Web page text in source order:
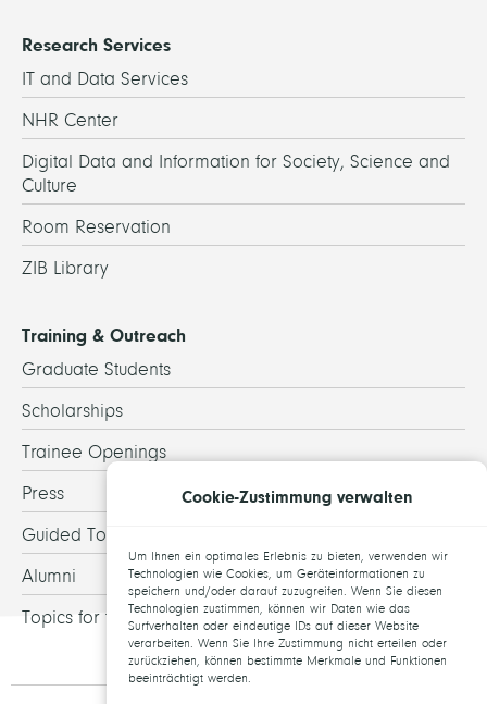
Research Services
IT and Data Services
NHR Center
Digital Data and Information for Society, Science and
Culture
Room Reservation
ZIB Library
Training & Outreach
Graduate Students
Scholarships
Trainee Openings
Press
Guided Tours
Alumni
Topics for theses
Cookie-Zustimmung verwalten
Um Ihnen ein optimales Erlebnis zu bieten, verwenden wir
Technologien wie Cookies, um Geräteinformationen zu
speichern und/oder darauf zuzugreifen. Wenn Sie diesen
Technologien zustimmen, können wir Daten wie das
Surfverhalten oder eindeutige IDs auf dieser Website
verarbeiten. Wenn Sie Ihre Zustimmung nicht erteilen oder
zurückziehen, können bestimmte Merkmale und Funktionen
beeinträchtigt werden.